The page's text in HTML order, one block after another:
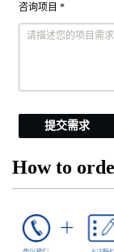
咨询项目 *
提交需求
How to